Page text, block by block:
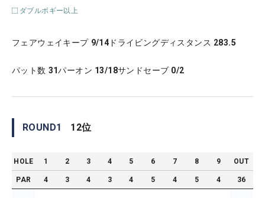
ダブルボギー以上
フェアウェイキープ 9/14 ドライビングディスタンス 283.5
パット数 31パーオン 13/18サンドセーブ 0/2
ROUND1 12位
HOLE 1 2 3 4 5 6 7 8 9 OUT
PAR 4 3 4 3 4 5 4 5 4 36